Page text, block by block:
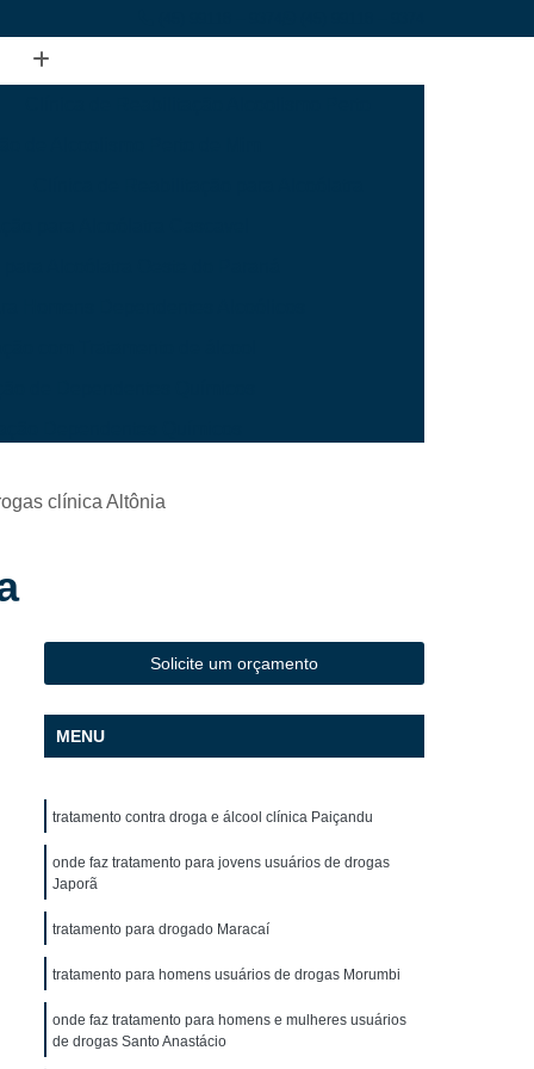
Químicos Mais Perto Cascavel
Químicos Mais Perto Oeste do Paraná
Dependentes Químicos Perto
Dependentes Químicos Próximo
Homens Dependentes Químicos
Jovens Dependentes Químicos
Usuários
Clínica de Reabilitação Cascavel
em Clínica de Recuperação
clínica Altônia
Solicite um orçamento
MENU
tratamento contra droga e álcool clínica Paiçandu
onde faz tratamento para jovens usuários de drogas
Japorã
tratamento para drogado Maracaí
tratamento para homens usuários de drogas Morumbi
onde faz tratamento para homens e mulheres usuários
de drogas Santo Anastácio